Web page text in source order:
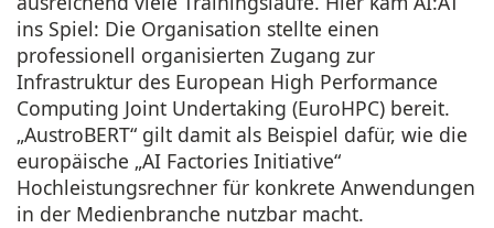
ins Spiel: Die Organisation stellte einen
professionell organisierten Zugang zur
Infrastruktur des European High Performance
Computing Joint Undertaking (EuroHPC) bereit.
„AustroBERT“ gilt damit als Beispiel dafür, wie die
europäische „AI Factories Initiative“
Hochleistungsrechner für konkrete Anwendungen
in der Medienbranche nutzbar macht.